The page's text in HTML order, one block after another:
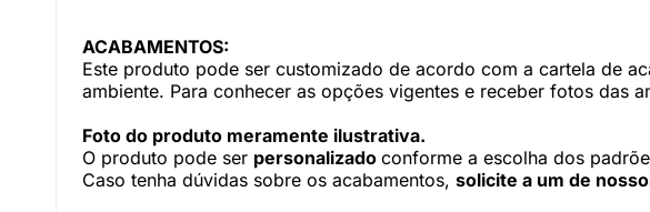
ACABAMENTOS:
Este produto pode ser customizado de acordo com a cartela de
ambiente. Para conhecer as opções vigentes e receber fotos das
Foto do produto meramente ilustrativa.
O produto pode ser personalizado conforme a escolha dos
Caso tenha dúvidas sobre os acabamentos, solicite a um de